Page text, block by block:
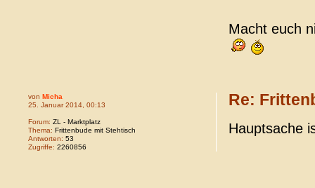
Macht euch
Re:
Hauptsache
von Micha
25. Januar 2014, 00:13
Forum: ZL - Marktplatz
Thema: Frittenbude mit Stehtisch
Antworten: 53
Zugriffe: 2260856